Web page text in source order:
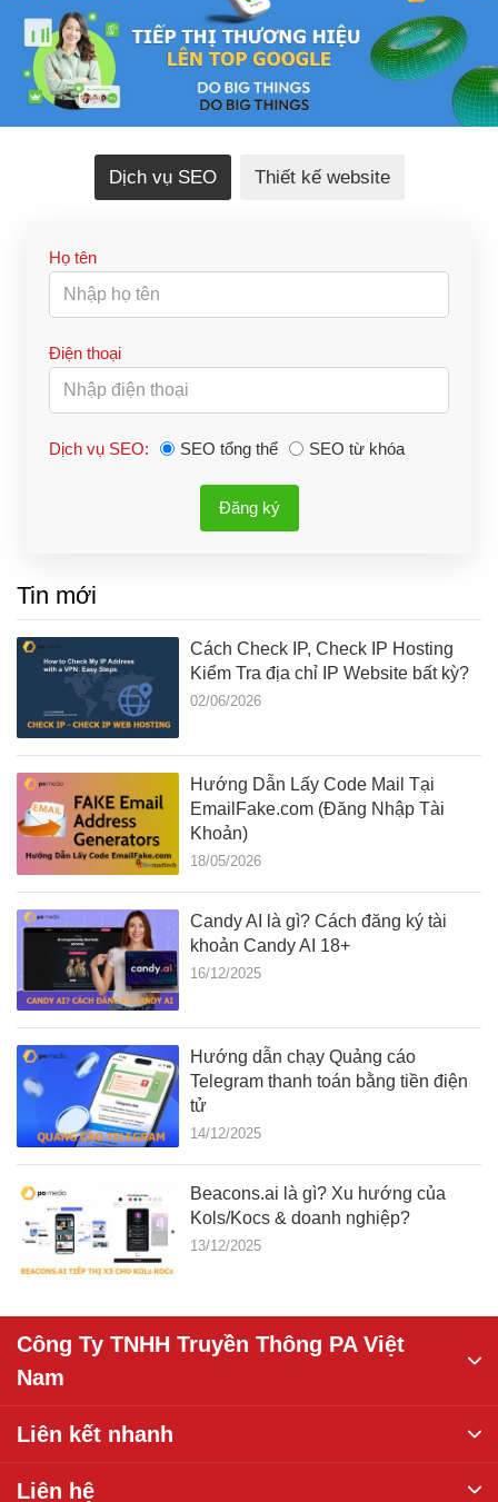
Dịch vụ SEO Thiết kế website
Họ tên
Điện thoại
Dịch vụ SEO: SEO tổng thể SEO từ khóa
Đăng ký
Tin mới
Cách Check IP, Check IP Hosting
Kiểm Tra địa chỉ IP Website bất kỳ?
02/06/2026
Hướng Dẫn Lấy Code Mail Tại
EmailFake.com (Đăng Nhập Tài
Khoản)
18/05/2026
Candy AI là gì? Cách đăng ký tài
khoản Candy AI 18+
16/12/2025
Hướng dẫn chạy Quảng cáo
Telegram thanh toán bằng tiền điện
tử
14/12/2025
Beacons.ai là gì? Xu hướng của
Kols/Kocs & doanh nghiệp?
13/12/2025
Công Ty TNHH Truyền Thông PA Việt
Nam
Liên kết nhanh
Liên hệ